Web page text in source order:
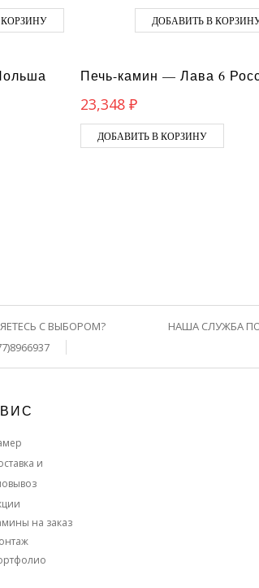
ДОБАВИТЬ В
Печь-камин — Лава 6
23,348 ₽
ДОБАВИТЬ В КОРЗИНУ
С ВЫБОРОМ?
НАША СЛУЖБА
и
на заказ